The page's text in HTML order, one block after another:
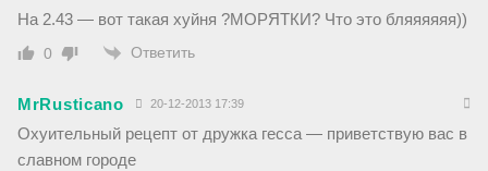
На 2.43 — вот такая хуйня ?МОРЯТКИ? Что это бляяяяяя))
0 Ответить
MrRusticano 20-12-2013 17:39
Охуительный рецепт от дружка гесса — приветствую вас в
славном городе